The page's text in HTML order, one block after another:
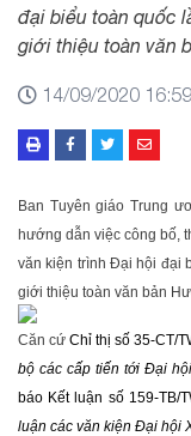
đại biểu toàn quốc
giới thiệu toàn văn
14/09/2020 16:59
Ban Tuyên giáo Trung
hướng dẫn việc công bố,
văn kiện trình Đại hội đại
giới thiệu toàn văn bản
Căn cứChỉ thị số 35-CT/
bộ các cấp tiến tới Đại
báo Kết luận số 159-TB/
luận các văn kiện Đại hội